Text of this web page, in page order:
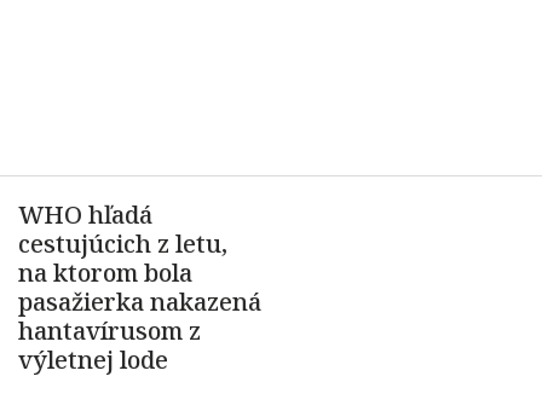
WHO hľadá
cestujúcich z letu,
na ktorom bola
pasažierka nakazená
hantavírusom z
výletnej lode